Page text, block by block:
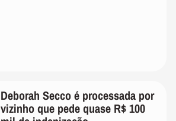
Deborah Secco é processada por
vizinho que pede quase R$ 100